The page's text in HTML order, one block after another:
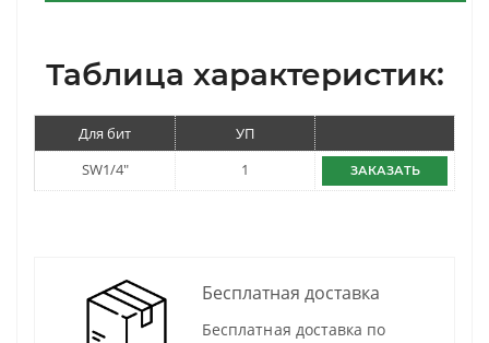
Таблица характеристик:
Для бит
УП
SW1/4"
1 ЗАКАЗАТЬ
Бесплатная доставка
Бесплатная доставка по